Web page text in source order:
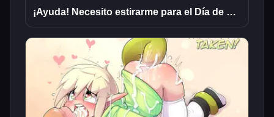
¡Ayuda! Necesito estirarme para el Día de San Valentín